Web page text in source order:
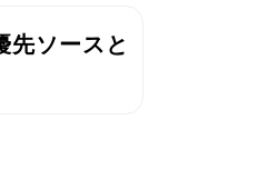
先ソースと